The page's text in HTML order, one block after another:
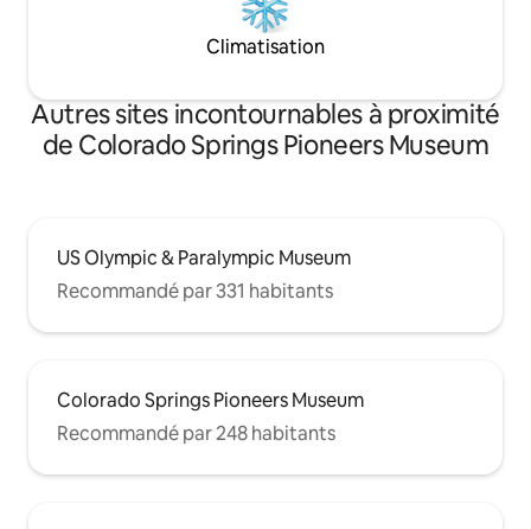
Climatisation
Autres sites incontournables à proximité
de Colorado Springs Pioneers Museum
US Olympic & Paralympic Museum
Recommandé par 331 habitants
Colorado Springs Pioneers Museum
Recommandé par 248 habitants